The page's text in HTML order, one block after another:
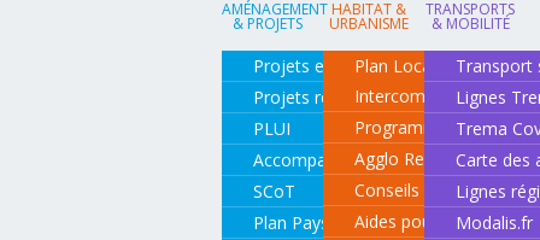
AMÉNAGEMENT
& PROJETS
Projets en cours
Projets réalisés
PLUI
Accompagnement de projets
SCoT
Plan Paysage
HABITAT &
URBANISME
Plan Local d'Urbanisme
Intercommunal
Programme local de
Agglo Renov
Conseils pour rénover
Aides pour rénover
TRANSPORTS
& MOBILITÉ
Transport
Lignes
Trema
Carte des
Lignes
Modalis.fr